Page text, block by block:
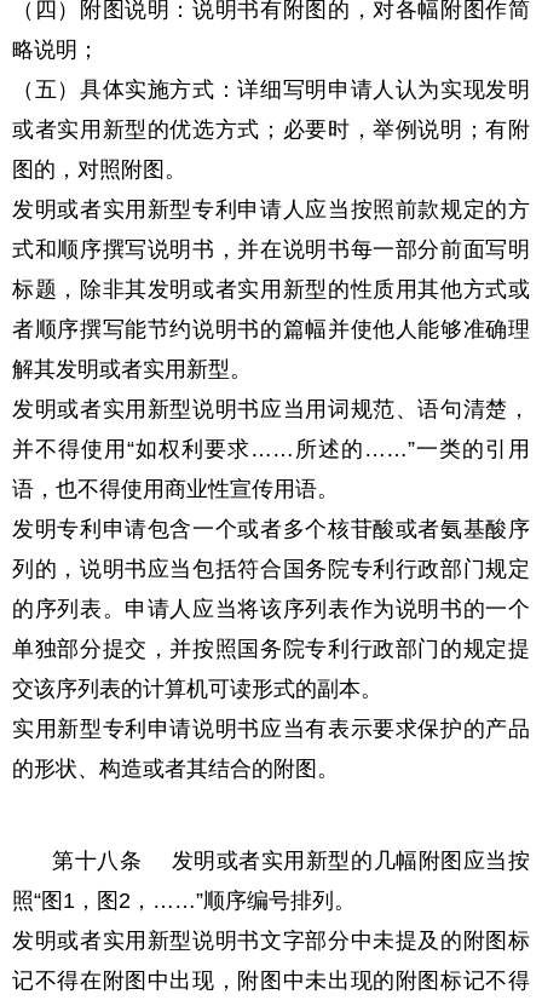
（四）附图说明：说明书有附图的，对各幅附图作简
略说明；
（五）具体实施方式：详细写明申请人认为实现发明
或者实用新型的优选方式；必要时，举例说明；有附
图的，对照附图。
发明或者实用新型专利申请人应当按照前款规定的方
式和顺序撰写说明书，并在说明书每一部分前面写明
标题，除非其发明或者实用新型的性质用其他方式或
者顺序撰写能节约说明书的篇幅并使他人能够准确理
解其发明或者实用新型。
发明或者实用新型说明书应当用词规范、语句清楚，
并不得使用“如权利要求……所述的……”一类的引用
语，也不得使用商业性宣传用语。
发明专利申请包含一个或者多个核苷酸或者氨基酸序
列的，说明书应当包括符合国务院专利行政部门规定
的序列表。申请人应当将该序列表作为说明书的一个
单独部分提交，并按照国务院专利行政部门的规定提
交该序列表的计算机可读形式的副本。
实用新型专利申请说明书应当有表示要求保护的产品
的形状、构造或者其结合的附图。
第十八条 发明或者实用新型的几幅附图应当按
照“图1，图2，……”顺序编号排列。
发明或者实用新型说明书文字部分中未提及的附图标
记不得在附图中出现，附图中未出现的附图标记不得